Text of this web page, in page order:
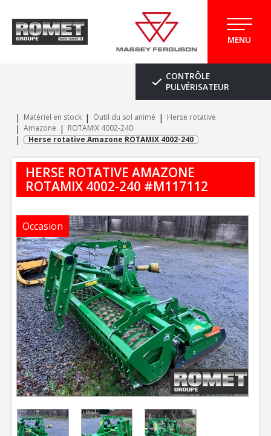
MENU
CONTRÔLE
PULVÉRISATEUR
Matériel en stock Outil du sol animé
Herse rotative
Amazone
ROTAMIX 4002-240
Herse rotative Amazone ROTAMIX 4002-240
HERSE ROTATIVE AMAZONE
ROTAMIX 4002-240 #M117112
Occasion